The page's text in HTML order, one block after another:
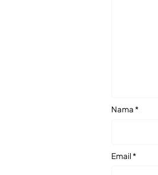
Nama*
Email*